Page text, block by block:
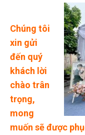
Chúng tôi
xin gửi
đến quý
khách lời
chào trân
trọng,
mong
muốn sẽ được